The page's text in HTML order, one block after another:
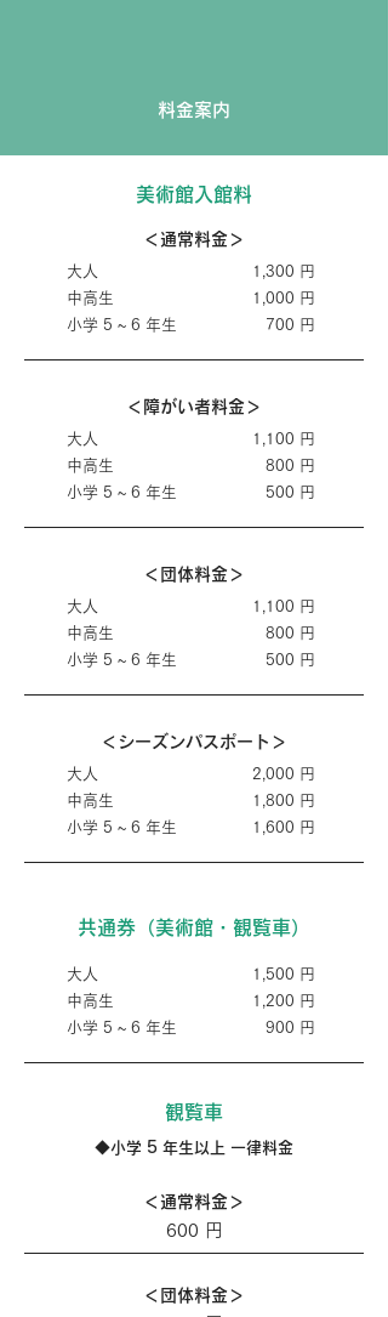
料金案内
美術館入館料
＜通常料金＞
大人
中高生
小学 5 ~ 6 年生
1,300 円
1,000 円
​700 円
＜障がい者料金＞
大人
中高生
小学 5 ~ 6 年生
1,100 円
800 円
​500 円
＜団体料金＞
大人
中高生
小学 5 ~ 6 年生
1,100 円
800 円
​500 円
＜シーズンパスポート＞
大人
中高生
小学 5 ~ 6 年生
2,000 円
1,800 円
1,600 円
共通券（美術館・観覧車）
大人
中高生
小学 5 ~ 6 年生
1,500 円
1,200 円
​900 円
◆小学 5 年生以上 一律料金
観覧車
＜通常料金＞
600 円
＜団体料金＞